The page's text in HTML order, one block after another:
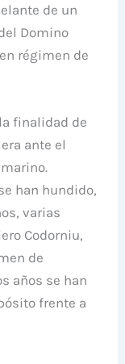
de un
Domino
régimen de
finalidad de
ante el
han hundido,
varias
Codorniu,
de
años se han
frente a